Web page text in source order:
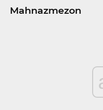
Mahnazmezon